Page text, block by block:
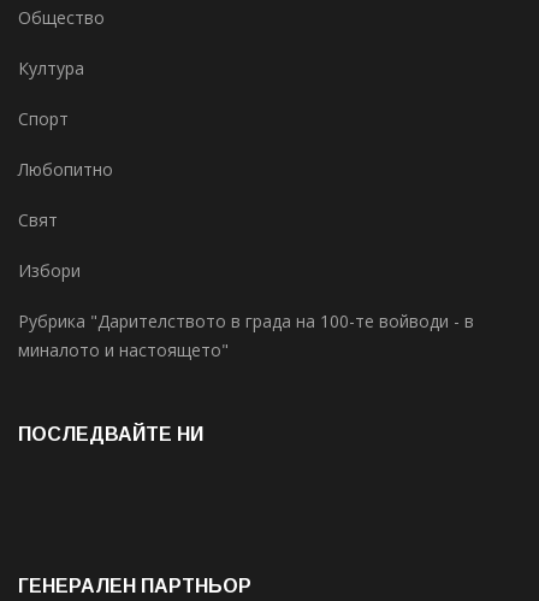
Общество
Култура
Спорт
Любопитно
Свят
Избори
Рубрика "Дарителството в града на 100-те войводи - в
миналото и настоящето"
ПОСЛЕДВАЙТЕ НИ
ГЕНЕРАЛЕН ПАРТНЬОР